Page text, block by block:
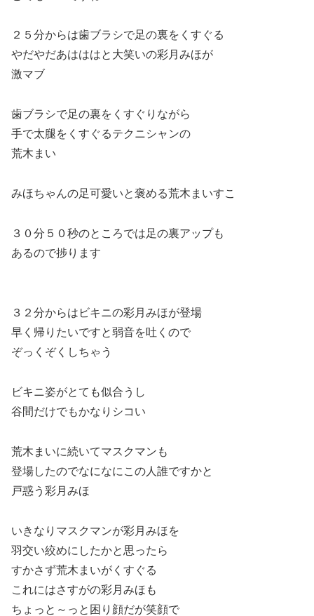
２５分からは歯ブラシで足の裏をくすぐる
やだやだあはははと大笑いの彩月みほが
激マブ
歯ブラシで足の裏をくすぐりながら
手で太腿をくすぐるテクニシャンの
荒木まい
みほちゃんの足可愛いと褒める荒木まいすこ
３０分５０秒のところでは足の裏アップも
あるので捗ります
３２分からはビキニの彩月みほが登場
早く帰りたいですと弱音を吐くので
ぞっくぞくしちゃう
ビキニ姿がとても似合うし
谷間だけでもかなりシコい
荒木まいに続いてマスクマンも
登場したのでなになにこの人誰ですかと
戸惑う彩月みほ
いきなりマスクマンが彩月みほを
羽交い絞めにしたかと思ったら
すかさず荒木まいがくすぐる
これにはさすがの彩月みほも
ちょっと～っと困り顔だが笑顔で